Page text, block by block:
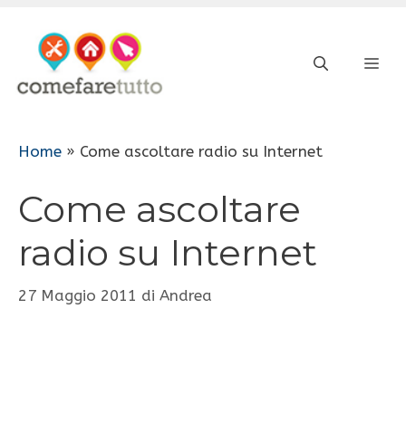
contenuto
Home » Come ascoltare radio su Internet
Come ascoltare
radio su Internet
27 Maggio 2011 di Andrea